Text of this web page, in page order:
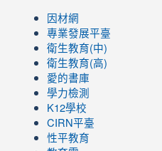
因材網
專業發展平臺
衛生教育(中)
衛生教育(高)
愛的書庫
學力檢測
K12學校
CIRN平臺
性平教育